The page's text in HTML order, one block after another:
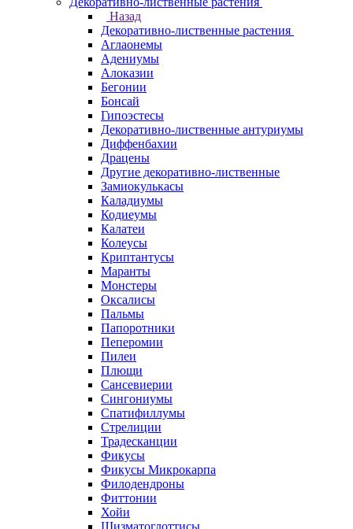
Назад
Декоративно-лиственные растения
Аглаонемы
Адениумы
Алоказии
Бегонии
Бонсай
Гипоэстесы
Декоративно-лиственные антуриумы
Диффенбахии
Драцены
Другие декоративно-лиственные
Замиокулькасы
Каладиумы
Кодиеумы
Калатеи
Колеусы
Криптантусы
Маранты
Монстеры
Оксалисы
Пальмы
Папоротники
Пеперомии
Пилеи
Плющи
Сансевиерии
Сингониумы
Спатифиллумы
Стрелиции
Традесканции
Фикусы
Фикусы Микрокарпа
Филодендроны
Фиттонии
Хойи
Шизматоглоттисы